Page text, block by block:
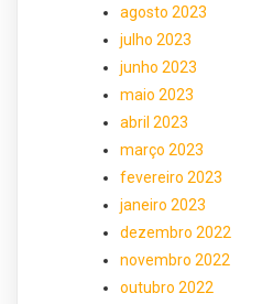
agosto 2023
julho 2023
junho 2023
maio 2023
abril 2023
março 2023
fevereiro 2023
janeiro 2023
dezembro 2022
novembro 2022
outubro 2022